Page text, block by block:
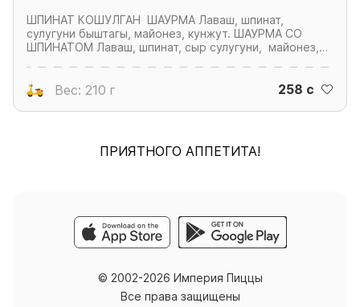
ШПИНАТ КОШУЛГАН ШАУРМА Лаваш, шпинат,
сулугуни быштагы, майонез, кунжут. ШАУРМА СО
ШПИНАТОМ Лаваш, шпинат, сыр сулугуни, майонез,
Вес: 210 г 258 c
ПРИЯТНОГО АППЕТИТА!
© 2002-2026 Империя Пиццы
Все права защищены